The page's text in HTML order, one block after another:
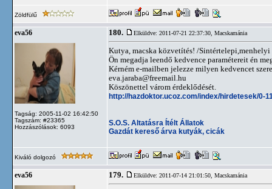
Zöldfülű
eva56
Tagság: 2005-11-02 16:42:50
Tagszám: #23365
Hozzászólások: 6093
180. Elküldve: 2011-07-21 22:37:30, Macskamánia
Kutya, macska közvetítés! /
Ön megadja leendő kedvence paramétereit én
Kérném e-mailben jelezze milyen kedvencet
eva.jaraba@freemail.hu
Köszönettel várom érdeklődését.
http://hazdoktor.ucoz.com/index/hirdetesek/0-
S.O.S. Altatásra Ítélt Állatok
Gazdát kereső árva kutyák, cicák
Kiváló dolgozó
eva56 179. Elküldve: 2011-07-14 21:01:50, Macskamánia